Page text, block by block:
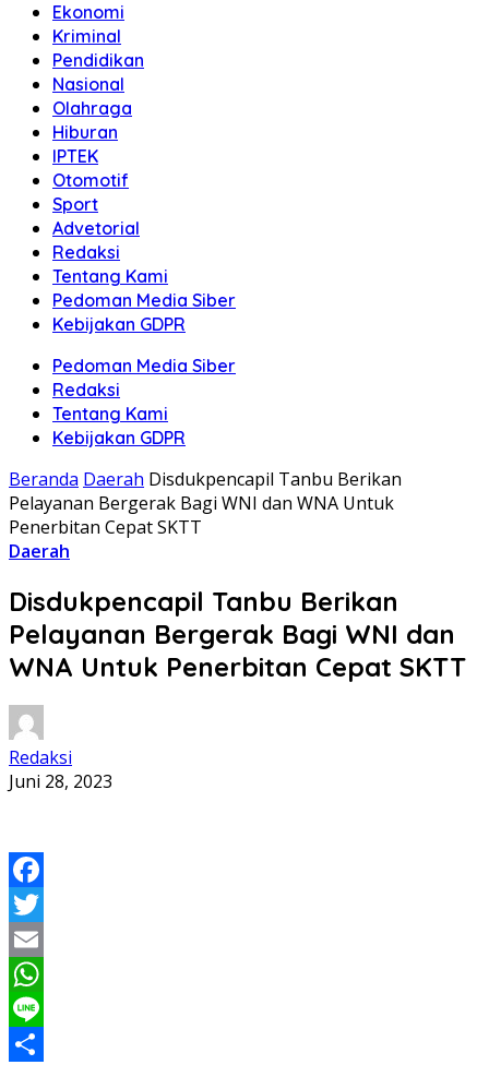
Ekonomi
Kriminal
Pendidikan
Nasional
Olahraga
Hiburan
IPTEK
Otomotif
Sport
Advetorial
Redaksi
Tentang Kami
Pedoman Media Siber
Kebijakan GDPR
Pedoman Media Siber
Redaksi
Tentang Kami
Kebijakan GDPR
Beranda Daerah Disdukpencapil Tanbu Berikan
Pelayanan Bergerak Bagi WNI dan WNA Untuk
Penerbitan Cepat SKTT
Daerah
Disdukpencapil Tanbu Berikan
Pelayanan Bergerak Bagi WNI dan
WNA Untuk Penerbitan Cepat SKTT
Redaksi
Juni 28, 2023
Facebook
Twitter
Email
WhatsApp
Line